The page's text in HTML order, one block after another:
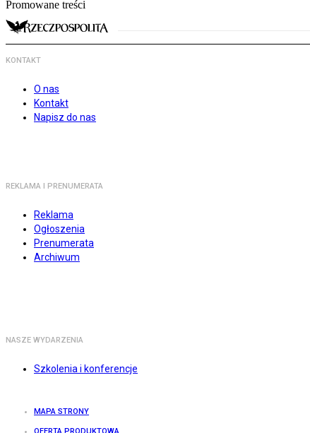
Promowane treści
KONTAKT
O nas
Kontakt
Napisz do nas
REKLAMA I PRENUMERATA
Reklama
Ogłoszenia
Prenumerata
Archiwum
NASZE WYDARZENIA
Szkolenia i konferencje
MAPA STRONY